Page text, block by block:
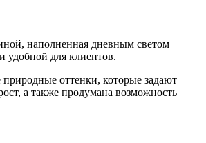
наполненная дневным светом
удобной для клиентов.
оттенки, которые задают
а также продумана возможность